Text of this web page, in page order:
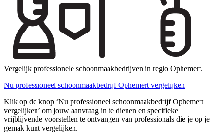
Vergelijk professionele schoonmaakbedrijven in regio Ophemert.
Nu professioneel schoonmaakbedrijf Ophemert vergelijken
Klik op de knop ‘Nu professioneel schoonmaakbedrijf Ophemert
vergelijken’ om jouw aanvraag in te dienen en specifieke
vrijblijvende voorstellen te ontvangen van professionals die je op je
gemak kunt vergelijken.